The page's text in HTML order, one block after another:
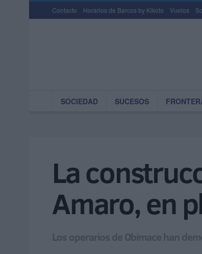
Contacto Horarios de Barcos by Kikoto Vuelos
SOCIEDAD SUCESOS
La
Amaro, en
Los operarios de Obimace han